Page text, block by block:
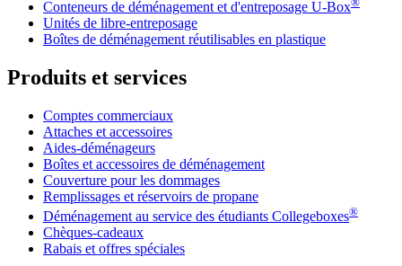
Conteneurs de déménagement et d'entreposage U-Box
Unités de libre-entreposage
Boîtes de déménagement réutilisables en plastique
Produits et services
Comptes commerciaux
Attaches et accessoires
Aides-déménageurs
Boîtes et accessoires de déménagement
Couverture pour les dommages
Remplissages et réservoirs de propane
Déménagement au service des étudiants Collegeboxes®
Chèques-cadeaux
Rabais et offres spéciales